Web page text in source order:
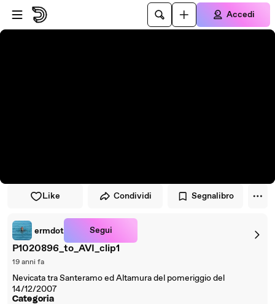
Vai al lettore
Passa al contenuto principale
Accedi
Like Condividi Segnalibro
ermdot Segui
P1020896_to_AVI_clip1
19 anni fa
Nevicata tra Santeramo ed Altamura del pomeriggio del
14/12/2007
Categoria